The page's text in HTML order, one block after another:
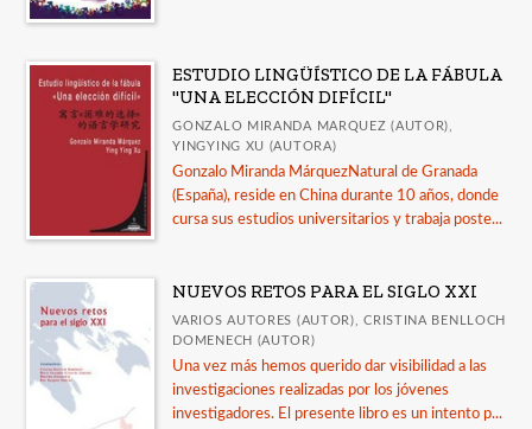
ESTUDIO LINGÜÍSTICO DE LA FÁBULA
"UNA ELECCIÓN DIFÍCIL"
GONZALO MIRANDA MARQUEZ (AUTOR),
YINGYING XU (AUTORA)
Gonzalo Miranda MárquezNatural de Granada
(España), reside en China durante 10 años, donde
cursa sus estudios universitarios y trabaja poste...
NUEVOS RETOS PARA EL SIGLO XXI
VARIOS AUTORES (AUTOR), CRISTINA BENLLOCH
DOMENECH (AUTOR)
Una vez más hemos querido dar visibilidad a las
investigaciones realizadas por los jóvenes
investigadores. El presente libro es un intento p...